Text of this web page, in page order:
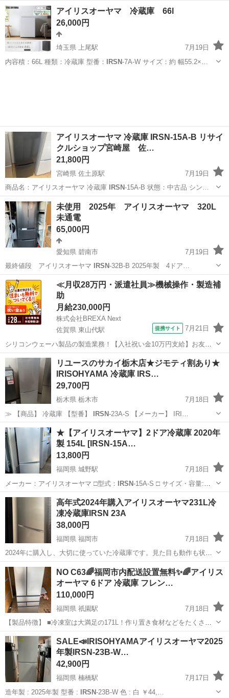
千葉 柏市 柏駅 キッチン家電
アイリスオーヤマ 冷蔵庫 66l
26,000円
埼玉県 上尾駅
7月19日
内容積：66L 種類：冷蔵庫 型番： IRSN-7A-W サイズ：約 幅55.2×…
アイリスオーヤマ 冷蔵庫 IRSN-15A-B リサイ
クルショップ宮崎屋 佐…
21,800円
宮崎県 佐土原駅
7月19日
商品名：アイリスオーヤマ 冷蔵庫
IRSN -15A-B 状態：中古品 シン…
宮崎 宮崎市 佐土原駅 キッチン家電 IRSN
未使用 2025年 アイリスオーヤマ 320L
未通電
65,000円
愛知県 碧南市
7月19日
最終値段 アイリスオーヤマ
IRSN -32B-B 2025年製 4ドア…
愛知 碧南市 キッチン家電 アイリスオーヤマ
≪月収28万円・派遣社員≫機械操作・製造補
助
月給230,000円
株式会社BREXA Next
佐賀県 東山代駅
提携サイト 7月21日
シリコンウェーハ製品の製造業務！【入社祝い金10万円支給】お友達
やカップルとの応募OK◎年間休日129日＆休出なしでプライベート充
実♪業務はクリーンルームで快適作業◎自社正社員登用制度あり★1食
300円～の格安食堂あり！《佐...
佐賀 伊万里市 東山代駅 その他
リユースのサカイ栃木店★ジモティ割あり★
IRISOHYAMA 冷蔵庫 IRS…
29,700円
栃木県 栃木市
7月18日
≫ 【商品】 冷蔵庫 【型番】
IRSN-23A-S 【メーカー】 IRI…
栃木 栃木市 キッチン家電 IRSN
★【アイリスオーヤマ】2ドア冷蔵庫 2020年
製 154L [IRSN-15A…
13,800円
福岡県 城野駅
7月18日
メーカー：アイリスオーヤマ □型式： IRSN-15A-S □ サイズ・容量:約
…福岡 北九州市 城野駅 キッチン家電
高年式2024年購入アイリスオーヤマ231L冷
凍冷蔵庫IRSN 23A
38,000円
福岡県 福岡市
7月18日
2024年に購入し、大切に使っていた冷蔵庫です。見た目も動作も状態
は良好です。自動製氷機は付いていません。 詳細については説明書画
像を参考にされてください。 エレベーターありですが、運び出しはお
手伝いできないため、男性お二人...
福岡 福岡市 キッチン家電 IRSN
NO C63🌈福岡市内配送設置無料✨🌈アイリス
オーヤマ 6ドア 冷蔵庫 フレン…
110,000円
福岡県 祇園駅
7月18日
【製品特徴】 ■冷凍室は大満足の171L！作り置き食材などをたくさん
冷凍保存でき、より快適な暮らしをサポート ■高さが約1700mmで他
社同容量帯と比較して約10cm低く、最上段が平均身長の女性
（158cm）でも届きます ■...
福岡 福岡市 IRSN
SALE📣IRISOHYAMAアイリスオーヤマ2025
年製IRSN-23B-W…
42,900円
福岡県 楠橋駅
7月17日
造年製 : 2025年製 型番 :
IRSN -23B-W 色 : 白 ￥44,…